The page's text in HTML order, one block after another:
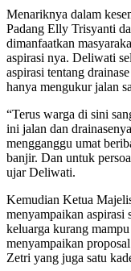
Menariknya dalam
Padang Elly Trisyanti
dimanfaatkan
aspirasi nya. Deliwati
aspirasi tentang
hanya mengukur jalan
“Terus warga di sini
ini jalan dan
mengganggu umat
banjir. Dan untuk
ujar Deliwati.
Kemudian Ketua
menyampaikan aspirasi
keluarga kurang
menyampaikan
Zetri yang juga satu